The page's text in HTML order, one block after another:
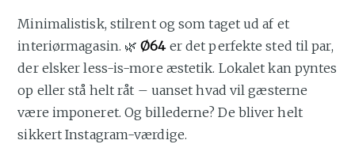
Minimalistisk, stilrent og som taget ud af et
interiørmagasin. 🌿Ø64er det perfekte sted til par,
der elsker less-is-more æstetik. Lokalet kan pyntes
op eller stå helt råt – uanset hvad vil gæsterne
være imponeret. Og billederne? De bliver helt
sikkert Instagram-værdige.